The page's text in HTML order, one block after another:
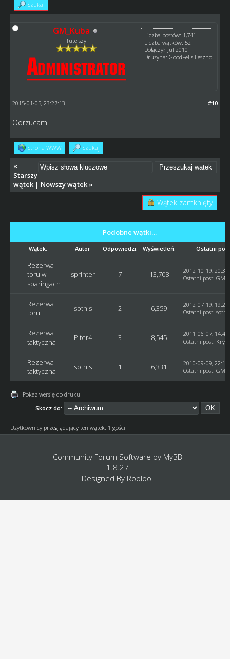
Szukaj
GM_Kuba
Tutejszy
Liczba postów: 1,741
Liczba wątków: 52
Dołączył: Jul 2010
Drużyna: GoodFells Leszno
#10
2015-01-05, 23:27:13
Odrzucam.
Strona WWW Szukaj
«
Starszy
wątek| Nowszy wątek»
Wątek zamknięty
Podobne wątki…
Wątek: Autor Odpowiedzi: Wyświetleń: Ostatni
Rezerwa
toru w
sparingach
sprinter 7 13,708
2012-10-19,
Ostatni post:
Rezerwa
toru
sothis 2 6,359
2012-07-19,
Ostatni post: sothis
Rezerwa
taktyczna
Piter4 3 8,545
2011-06-07,
Ostatni post:
Rezerwa
taktyczna
sothis 1 6,331
2010-09-09,
Ostatni post:
Pokaż wersję do druku
Skocz do:
Użytkownicy przeglądający ten wątek: 1 gości
Community Forum Software by MyBB
1.8.27
Designed By Rooloo.